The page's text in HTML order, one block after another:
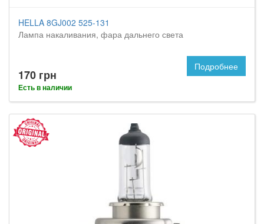
HELLA 8GJ002 525-131
Лампа накаливания, фара дальнего света
170 грн
Есть в наличии
Подробнее